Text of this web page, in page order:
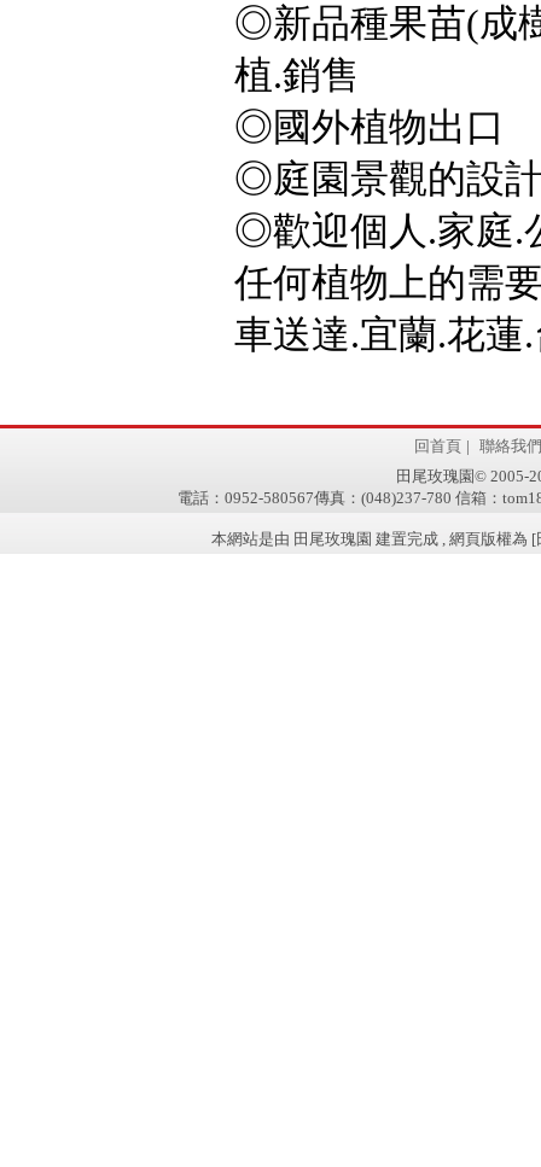
◎新品種果苗(成
植.銷售
◎國外植物出口
◎庭園景觀的設
◎歡迎個人.家庭.
任何植物上的需
車送達.宜蘭.花蓮
回首頁 | 聯絡我們
田尾玫瑰園© 2005-
電話：0952-580567傳真：(048)237-780 信箱：
本網站是由 田尾玫瑰園 建置完成 , 網頁版權為